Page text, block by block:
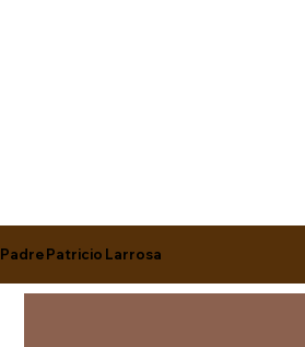
Padre Patricio Larrosa